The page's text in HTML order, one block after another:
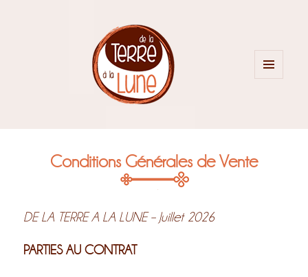
Conditions Générales de Vente
DE LA TERRE A LA LUNE – Juillet 2026
PARTIES AU CONTRAT